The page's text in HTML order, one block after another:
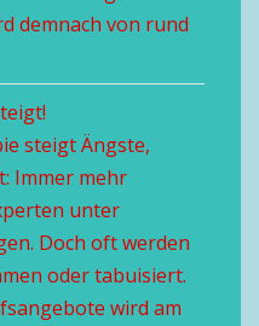
demnach von rund
steigt Ängste,
Immer mehr
unter
Doch oft werden
oder tabuisiert.
wird am